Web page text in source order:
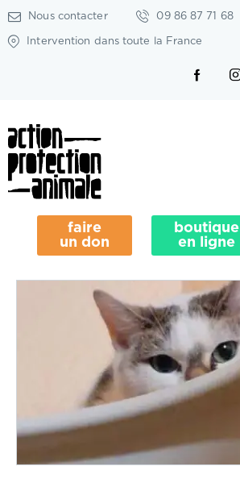
Nous contacter 09 86 87 71 68
Intervention dans toute la France
faire
un don
boutique
en ligne